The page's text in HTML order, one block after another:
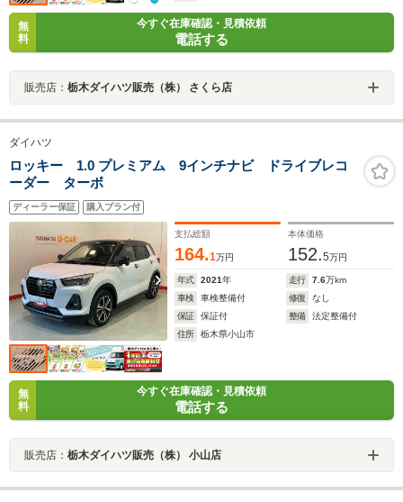
無
料
今すぐ在庫確認・見積依頼
電話する
販売店： 栃木ダイハツ販売（株） さくら店
ダイハツ
ロッキー 1.0 プレミアム 9インチナビ ドライブレコ
ーダー ターボ
ディーラー保証 購入プラン付
支払総額
164.1万円
本体価格
152.5万円
年式 2021年 走行 7.6万km
車検
車検整備付 修復
なし
保証
保証付 整備
法定整備付
住所
栃木県小山市
無
料
今すぐ在庫確認・見積依頼
電話する
販売店： 栃木ダイハツ販売（株） 小山店